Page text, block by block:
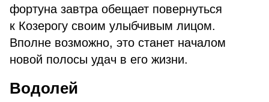
фортуна завтра обещает повернуться
к Козерогу своим улыбчивым лицом.
Вполне возможно, это станет началом
новой полосы удач в его жизни.
Водолей